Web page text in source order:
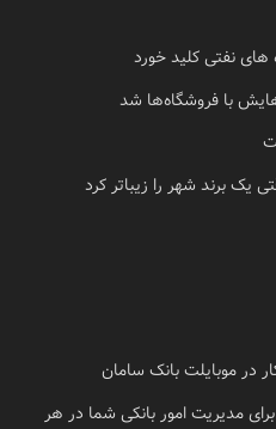
های نفتی کلید خورد
با فروشگاه‌ها شد
برند شهر را زیباتر کرد
در موبایلت بانک سامان
مدیریت امور بانکی شما در هر